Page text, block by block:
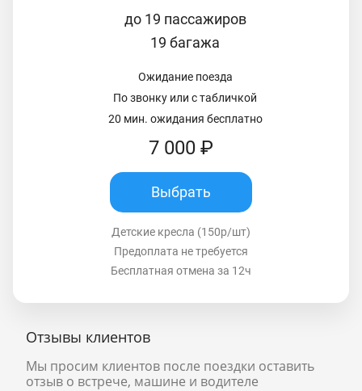
до 19 пассажиров
19 багажа
Ожидание поезда
По звонку или с табличкой
20 мин. ожидания бесплатно
7 000 ₽
Выбрать
Детские кресла (150р/шт)
Предоплата не требуется
Бесплатная отмена за 12ч
Отзывы клиентов
Мы просим клиентов после поездки оставить
отзыв о встрече, машине и водителе